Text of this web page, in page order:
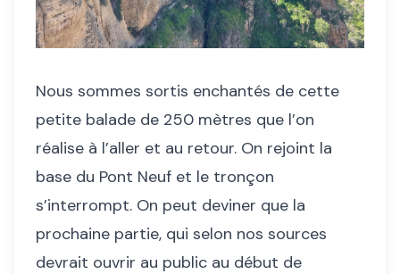
Nous sommes sortis enchantés de cette
petite balade de 250 mètres que l’on
réalise à l’aller et au retour. On rejoint la
base du Pont Neuf et le tronçon
s’interrompt. On peut deviner que la
prochaine partie, qui selon nos sources
devrait ouvrir au public au début de